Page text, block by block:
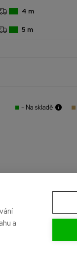
4 m
5 m
- Na skladě
a